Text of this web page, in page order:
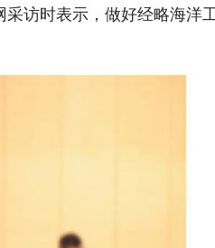
访时表示，做好经略海洋